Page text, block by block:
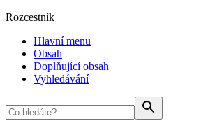
Rozcestník
Hlavní menu
Obsah
Doplňující obsah
Vyhledávání